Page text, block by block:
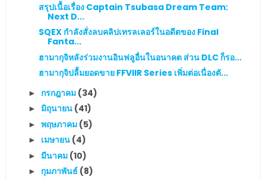
สรุปเนื้อเรื่อง Captain Tsubasa Dream Team:
Next D...
SQEX กำลังสั่งลบคลิปเทรลเลอร์ในอดีตของ Final
Fanta...
ฮามากุจิหลังร่วมงานอินฟลูอื่นในอนาคต ส่วน DLC ก็รอ...
ฮามากุจิปลื้มยอดขาย FFVIIR Series เพิ่มต่อเนื่องตั...
► กรกฎาคม (34)
► มิถุนายน (41)
► พฤษภาคม (5)
► เมษายน (4)
► มีนาคม (10)
► กุมภาพันธ์ (8)